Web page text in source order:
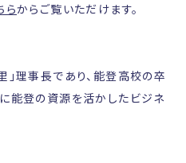
らからご覧いただけます。
理事長であり、能登高校の卒
能登の資源を活かしたビジネ